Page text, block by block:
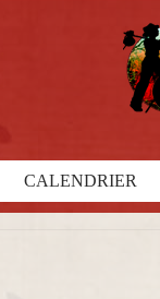
CALENDRIER